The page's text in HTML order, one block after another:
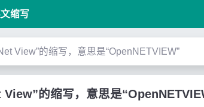
缩写
View”的缩写，意思是“OpenNETVIEW”
View”的缩写，意思是